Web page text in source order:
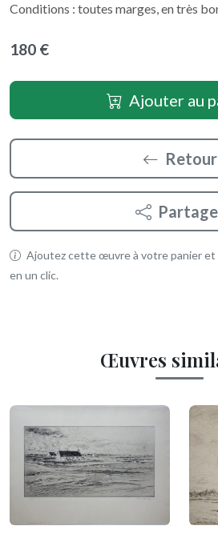
Conditions : toutes marges, en très
180 €
Ajouter au
Retour
Ajoutez cette œuvre à votre panier et
en un clic.
Œuvres